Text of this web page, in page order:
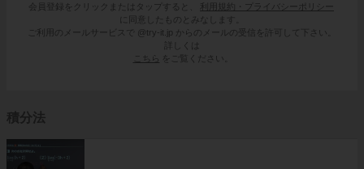
会員登録をクリックまたはタップすると、
利用規約・プライバシーポリシー
に同意したものとみなします。
ご利用のメールサービスで @try-it.jp からのメールの受信を許可して下さい。
詳しくは
こちら
をご覧ください。
積分法